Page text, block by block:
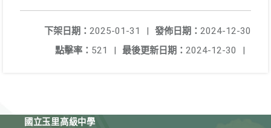
發佈日期： 2024-12-30
下架日期： 2025-01-31
|
最後更新日期： 2024-12-30 |
點擊率： 521 |
國立玉里高級中學